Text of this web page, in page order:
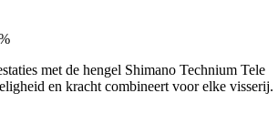
met de hengel Shimano Technium Tele
en kracht combineert voor elke visserij.